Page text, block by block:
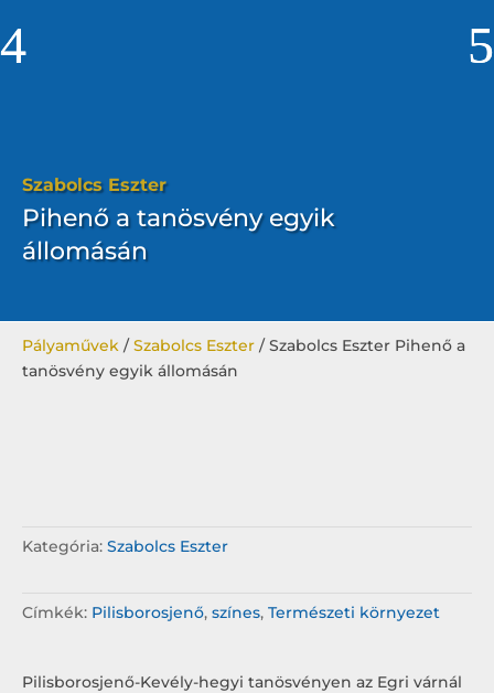
Szabolcs Eszter
Pihenő a tanösvény egyik
állomásán
Pályaművek /Szabolcs Eszter / Szabolcs Eszter Pihenő a
tanösvény egyik állomásán
Kategória: Szabolcs Eszter
Címkék: Pilisborosjenő, színes, Természeti környezet
Pilisborosjenő-Kevély-hegyi tanösvényen az Egri várnál